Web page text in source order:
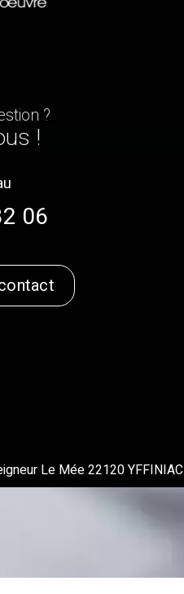
?
!
06
Le Mée 22120 YFFINIAC